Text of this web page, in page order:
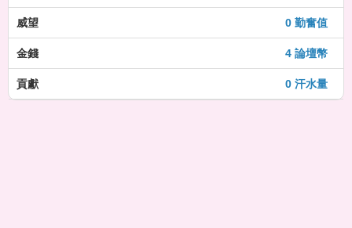
0 勤奮值
威望
4 論壇幣
金錢
0 汗水量
貢獻